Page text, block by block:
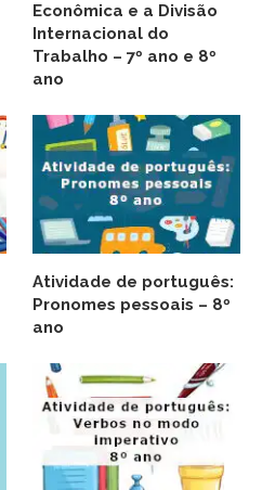
Econômica e a Divisão
Internacional do
Trabalho – 7º ano e 8º
ano
Atividade de português:
Pronomes pessoais – 8º
ano